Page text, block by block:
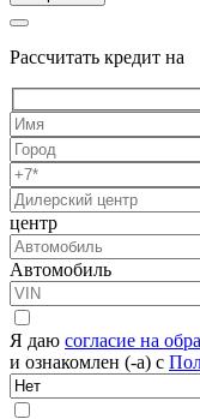
Рассчитать кредит на
центр
Автомобиль
Я даю согласие на
и ознакомлен (-а) с